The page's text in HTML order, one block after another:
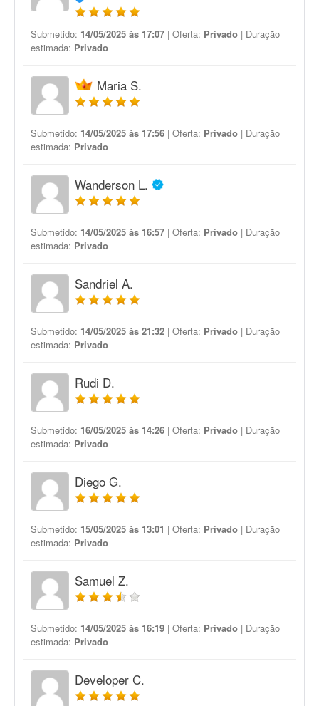
Submetido: 14/05/2025 às 17:07 | Oferta: Privado | Duração
estimada: Privado
Maria S.
Submetido: 14/05/2025 às 17:56 | Oferta: Privado | Duração
estimada: Privado
Wanderson L.
Submetido: 14/05/2025 às 16:57 | Oferta: Privado | Duração
estimada: Privado
Sandriel A.
Submetido: 14/05/2025 às 21:32 | Oferta: Privado | Duração
estimada: Privado
Rudi D.
Submetido: 16/05/2025 às 14:26 | Oferta: Privado | Duração
estimada: Privado
Diego G.
Submetido: 15/05/2025 às 13:01 | Oferta: Privado | Duração
estimada: Privado
Samuel Z.
Submetido: 14/05/2025 às 16:19 | Oferta: Privado | Duração
estimada: Privado
Developer C.